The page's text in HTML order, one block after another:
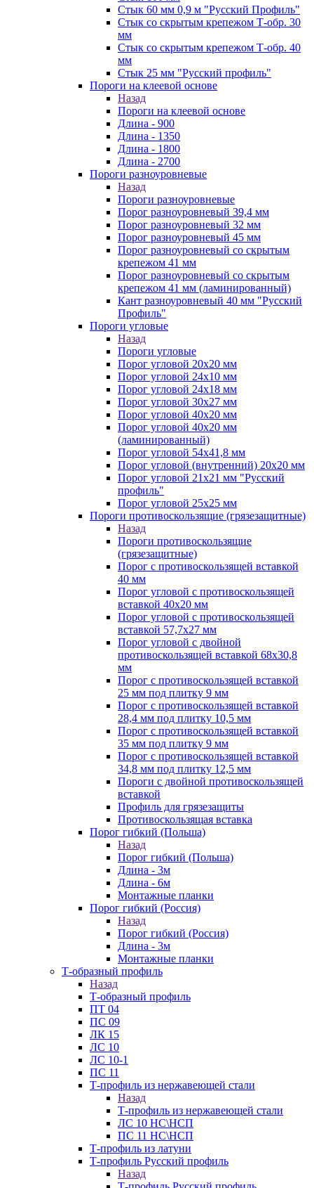
Стык 60 мм 0,9 м "Русский Профиль"
Стык со скрытым крепежом Т-обр. 30
мм
Стык со скрытым крепежом Т-обр. 40
мм
Стык 25 мм "Русский профиль"
Пороги на клеевой основе
Назад
Пороги на клеевой основе
Длина - 900
Длина - 1350
Длина - 1800
Длина - 2700
Пороги разноуровневые
Назад
Пороги разноуровневые
Порог разноуровневый 39,4 мм
Порог разноуровневый 32 мм
Порог разноуровневый 45 мм
Порог разноуровневый со скрытым
крепежом 41 мм
Порог разноуровневый со скрытым
крепежом 41 мм (ламинированный)
Кант разноуровневый 40 мм "Русский
Профиль"
Пороги угловые
Назад
Пороги угловые
Порог угловой 20х20 мм
Порог угловой 24х10 мм
Порог угловой 24х18 мм
Порог угловой 30х27 мм
Порог угловой 40х20 мм
Порог угловой 40х20 мм
(ламинированный)
Порог угловой 54х41,8 мм
Порог угловой (внутренний) 20х20 мм
Порог угловой 21х21 мм "Русский
профиль"
Порог угловой 25х25 мм
Пороги противоскользящие (грязезащитные)
Назад
Пороги противоскользящие
(грязезащитные)
Порог с противоскользящей вставкой
40 мм
Порог угловой с противоскользящей
вставкой 40х20 мм
Порог угловой с противоскользящей
вставкой 57,7х27 мм
Порог угловой с двойной
противоскользящей вставкой 68х30,8
мм
Порог с противоскользящей вставкой
25 мм под плитку 9 мм
Порог с противоскользящей вставкой
28,4 мм под плитку 10,5 мм
Порог с противоскользящей вставкой
35 мм под плитку 9 мм
Порог с противоскользящей вставкой
34,8 мм под плитку 12,5 мм
Пороги с двойной противоскользящей
вставкой
Профиль для грязезащиты
Противоскользящая вставка
Порог гибкий (Польша)
Назад
Порог гибкий (Польша)
Длина - 3м
Длина - 6м
Монтажные планки
Порог гибкий (Россия)
Назад
Порог гибкий (Россия)
Длина - 3м
Монтажные планки
Т-образный профиль
Назад
Т-образный профиль
ПТ 04
ПС 09
ЛК 15
ЛС 10
ЛС 10-1
ПС 11
Т-профиль из нержавеющей стали
Назад
Т-профиль из нержавеющей стали
ЛС 10 НС\НСП
ПС 11 НС\НСП
Т-профиль из латуни
Т-профиль Русский профиль
Назад